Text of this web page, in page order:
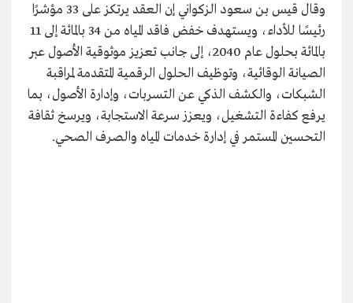
وقال قيس بن سعود الزكواني إن العقد يرتكز على 33 مؤشرًا
رئيسًا للأداء، ويستهدف خفض فاقد المياه من 34 بالمائة إلى 11
بالمائة بحلول عام 2040، إلى جانب تعزيز موثوقية الأصول عبر
الصيانة الوقائية، وتوظيف الحلول الرقمية المتقدمة لمراقبة
الشبكات، والكشف الذكي عن التسربات، وإدارة الأصول، بما
يرفع كفاءة التشغيل، ويعزز سرعة الاستجابة، ويرسخ ثقافة
التحسين المستمر في إدارة خدمات المياه والصرف الصحي.